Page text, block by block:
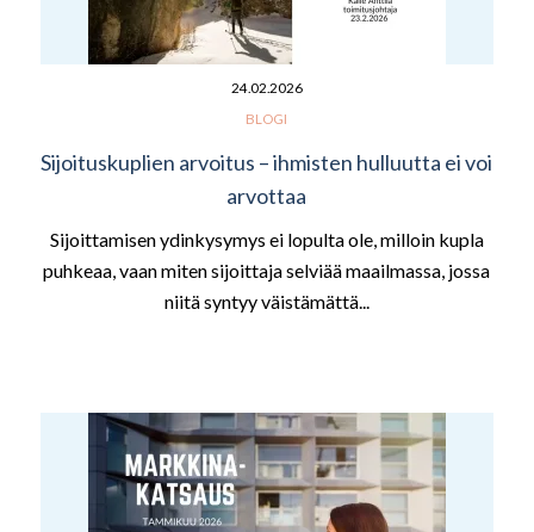
24.02.2026
BLOGI
Sijoituskuplien arvoitus – ihmisten hulluutta ei voi
arvottaa
Sijoittamisen ydinkysymys ei lopulta ole, milloin kupla
puhkeaa, vaan miten sijoittaja selviää maailmassa, jossa
niitä syntyy väistämättä...